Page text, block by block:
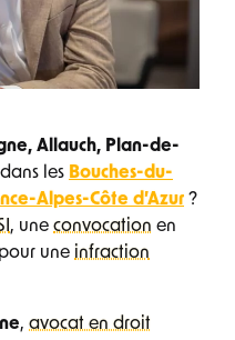
Allauch, Plan-de-
les Bouches-du-
Alpes-Côte d’Azur ?
, une convocation en
une infraction
, avocat en droit